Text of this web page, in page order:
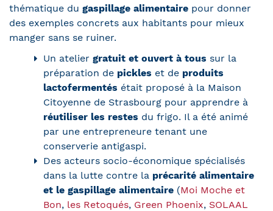
thématique du gaspillage alimentaire pour donner
des exemples concrets aux habitants pour mieux
manger sans se ruiner.
Un atelier gratuit et ouvert à tous sur la
préparation de pickles et de produits
lactofermentés était proposé à la Maison
Citoyenne de Strasbourg pour apprendre à
réutiliser les restes du frigo. Il a été animé
par une entrepreneure tenant une
conserverie antigaspi.
Des acteurs socio-économique spécialisés
dans la lutte contre la précarité alimentaire
et le gaspillage alimentaire (Moi Moche et
Bon, les Retoqués, Green Phoenix, SOLAAL